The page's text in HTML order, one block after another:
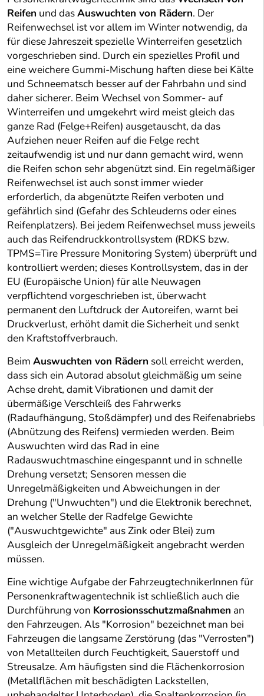
Reifen und dasAuswuchten von Rädern. Der
Reifenwechsel ist vor allem im Winter notwendig, da
für diese Jahreszeit spezielle Winterreifen gesetzlich
vorgeschrieben sind. Durch ein spezielles Profil und
eine weichere Gummi-Mischung haften diese bei Kälte
und Schneematsch besser auf der Fahrbahn und sind
daher sicherer. Beim Wechsel von Sommer- auf
Winterreifen und umgekehrt wird meist gleich das
ganze Rad (Felge+Reifen) ausgetauscht, da das
Aufziehen neuer Reifen auf die Felge recht
zeitaufwendig ist und nur dann gemacht wird, wenn
die Reifen schon sehr abgenützt sind. Ein regelmäßiger
Reifenwechsel ist auch sonst immer wieder
erforderlich, da abgenützte Reifen verboten und
gefährlich sind (Gefahr des Schleuderns oder eines
Reifenplatzers). Bei jedem Reifenwechsel muss jeweils
auch das Reifendruckkontrollsystem (RDKS bzw.
TPMS=Tire Pressure Monitoring System) überprüft und
kontrolliert werden; dieses Kontrollsystem, das in der
EU (Europäische Union) für alle Neuwagen
verpflichtend vorgeschrieben ist, überwacht
permanent den Luftdruck der Autoreifen, warnt bei
Druckverlust, erhöht damit die Sicherheit und senkt
den Kraftstoffverbrauch.
Beim Auswuchten von Rädern soll erreicht werden,
dass sich ein Autorad absolut gleichmäßig um seine
Achse dreht, damit Vibrationen und damit der
übermäßige Verschleiß des Fahrwerks
(Radaufhängung, Stoßdämpfer) und des Reifenabriebs
(Abnützung des Reifens) vermieden werden. Beim
Auswuchten wird das Rad in eine
Radauswuchtmaschine eingespannt und in schnelle
Drehung versetzt; Sensoren messen die
Unregelmäßigkeiten und Abweichungen in der
Drehung ("Unwuchten") und die Elektronik berechnet,
an welcher Stelle der Radfelge Gewichte
("Auswuchtgewichte" aus Zink oder Blei) zum
Ausgleich der Unregelmäßigkeit angebracht werden
müssen.
Eine wichtige Aufgabe der FahrzeugtechnikerInnen für
Personenkraftwagentechnik ist schließlich auch die
Durchführung von Korrosionsschutzmaßnahmen an
den Fahrzeugen. Als "Korrosion" bezeichnet man bei
Fahrzeugen die langsame Zerstörung (das "Verrosten")
von Metallteilen durch Feuchtigkeit, Sauerstoff und
Streusalze. Am häufigsten sind die Flächenkorrosion
(Metallflächen mit beschädigten Lackstellen,